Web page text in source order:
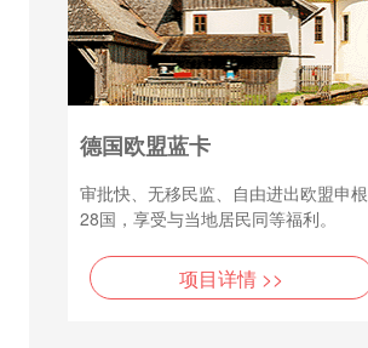
德国欧盟蓝卡
审批快、无移民监、自由进出欧盟申根
28国，享受与当地居民同等福利。
项目详情 >>